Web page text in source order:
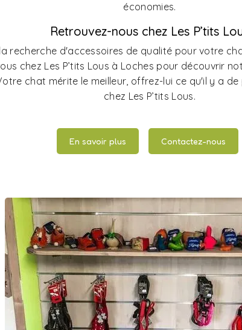
économies.
Retrouvez-nous chez Les P’tits
recherche d'accessoires de qualité pour votre
chez Les P’tits Lous à Loches pour découvrir
chat mérite le meilleur, offrez-lui ce qu'il y a
chez Les P’tits Lous.
En savoir plus Contactez-nous